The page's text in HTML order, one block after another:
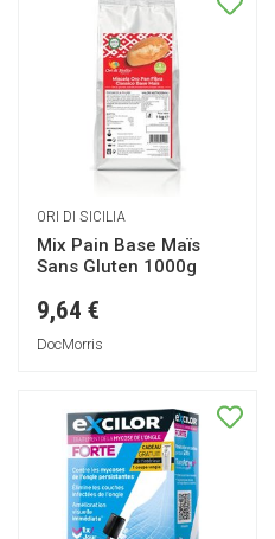
ORI DI SICILIA
Mix Pain Base Maïs
Sans Gluten 1000g
9,64 €
DocMorris